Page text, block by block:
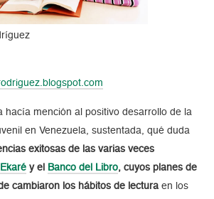
blogspot.com
hacía mención al positivo desarrollo de la
en Venezuela, sustentada, qué duda
exitosas de las varias veces
Ekaré y el Banco del Libro, cuyos planes de
cambiaron los hábitos de lectura en los